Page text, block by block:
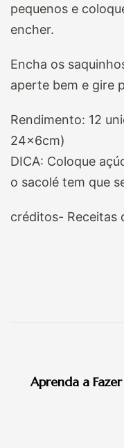
pequenos e
encher.
Encha os
aperte bem e gire
Rendimento: 12
24x6cm)
DICA: Coloque
o sacolé tem que
créditos- Receitas
post
Aprenda a